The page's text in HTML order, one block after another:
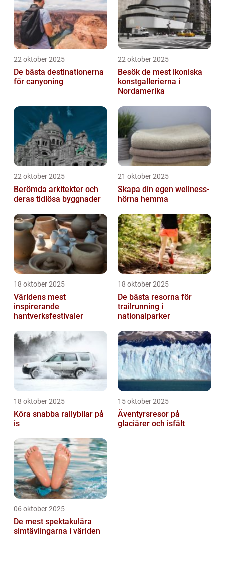
22 oktober 2025
De bästa destinationerna
för canyoning
22 oktober 2025
Besök de mest ikoniska
konstgallerierna i
Nordamerika
22 oktober 2025
Berömda arkitekter och
deras tidlösa byggnader
21 oktober 2025
Skapa din egen wellness-
hörna hemma
18 oktober 2025
Världens mest
inspirerande
hantverksfestivaler
18 oktober 2025
De bästa resorna för
trailrunning i
nationalparker
18 oktober 2025
Köra snabba rallybilar på
is
15 oktober 2025
Äventyrsresor på
glaciärer och isfält
06 oktober 2025
De mest spektakulära
simtävlingarna i världen